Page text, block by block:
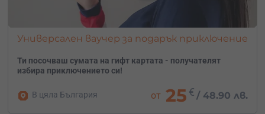
Универсален ваучер за подарък приключение
Ти посочваш сумата на гифт картата - получателят
избира приключението си!
В цяла България от 25 € / 48.90 лв.